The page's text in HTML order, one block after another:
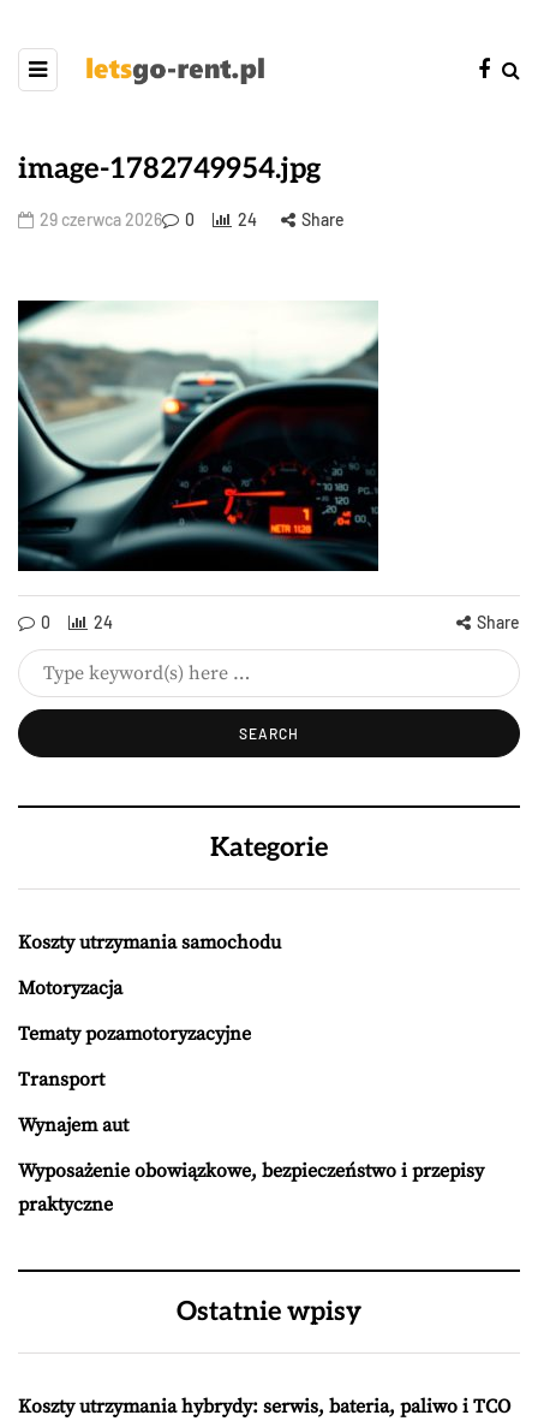
image-1782749954.jpg
29 czerwca 2026 0 24 Share
0 24 Share
Kategorie
Koszty utrzymania samochodu
Motoryzacja
Tematy pozamotoryzacyjne
Transport
Wynajem aut
Wyposażenie obowiązkowe, bezpieczeństwo i przepisy
praktyczne
Ostatnie wpisy
Koszty utrzymania hybrydy: serwis, bateria, paliwo i TCO